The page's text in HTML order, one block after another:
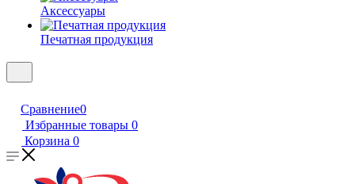
Аксессуары
Печатная продукция
Сравнение0
Избранные товары 0
Корзина 0